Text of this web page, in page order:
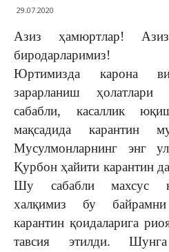
29.07.2020
Азиз ҳамюртлар!
биродарларимиз!
Юртимизда карона
зарарланиш ҳолатлари
сабабли, касаллик
мақсадида карантин
Мусулмонларнинг энг
Қурбон ҳайити карантин
Шу сабабли махсус
халқимиз бу
карантин қоидаларига
тавсия этилди.